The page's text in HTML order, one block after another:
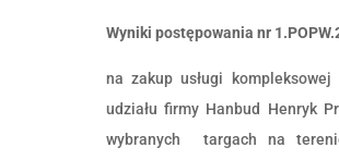
Wyniki postępowania nr
na zakup usługi kompleksowej
udziału firmy Hanbud Henryk
wybranych targach na